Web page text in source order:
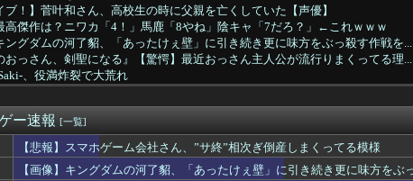
ブ！】菅叶和さん、高校生の時に父親を亡くしていた【声優】
高傑作は？ニワカ「4！」馬鹿「8やね」陰キャ「7だろ？」←これｗｗｗ
ングダムの河了貂、「あったけぇ壁」に引き続き更に味方をぶっ殺す作戦を...
おっさん、剣聖になる』【驚愕】最近おっさん主人公が流行りまくってる理...
、役満炸裂で大荒れ
さん、ガチャをとんでもない量買い占めて炎上するｗｗｗｗ
」のユーハバッハって、今見返すとあんま『全知全能』感ないよな・・...
い、これのどこが初音ミクなんだよｗｗｗｗｗ
Tōkon: Fighting Souls】ドクタードゥームの...
ブ！】身長57m体重550tのぼく、セガラッキーくじのA賞が着れず咽...
ー速報 [一覧]
【悲報】スマホゲーム会社さん、”サ終”相次ぎ倒産しまくってる模様
【画像】キングダムの河了貂、「あったけぇ壁」に引き続き更に味方をぶ